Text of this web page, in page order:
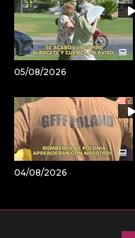
05/08/2026
04/08/2026